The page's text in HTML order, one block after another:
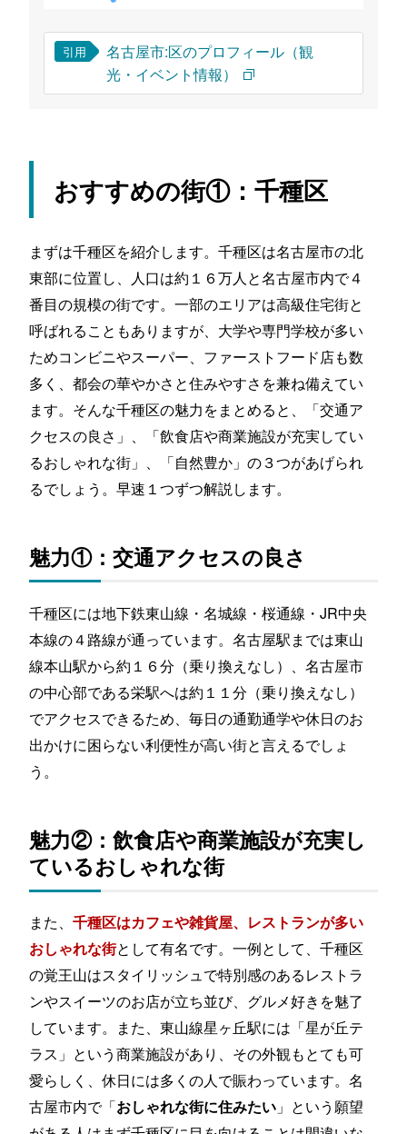
引用
名古屋市:区のプロフィール（観
光・イベント情報）
おすすめの街①：千種区
まずは千種区を紹介します。千種区は名古屋市の北
東部に位置し、人口は約１６万人と名古屋市内で４
番目の規模の街です。一部のエリアは高級住宅街と
呼ばれることもありますが、大学や専門学校が多い
ためコンビニやスーパー、ファーストフード店も数
多く、都会の華やかさと住みやすさを兼ね備えてい
ます。そんな千種区の魅力をまとめると、「交通ア
クセスの良さ」、「飲食店や商業施設が充実してい
るおしゃれな街」、「自然豊か」の３つがあげられ
るでしょう。早速１つずつ解説します。
魅力①：交通アクセスの良さ
千種区には地下鉄東山線・名城線・桜通線・JR中央
本線の４路線が通っています。名古屋駅までは東山
線本山駅から約１６分（乗り換えなし）、名古屋市
の中心部である栄駅へは約１１分（乗り換えなし）
でアクセスできるため、毎日の通勤通学や休日のお
出かけに困らない利便性が高い街と言えるでしょ
う。
魅力②：飲食店や商業施設が充実し
ているおしゃれな街
また、千種区はカフェや雑貨屋、レストランが多い
おしゃれな街として有名です。一例として、千種区
の覚王山はスタイリッシュで特別感のあるレストラ
ンやスイーツのお店が立ち並び、グルメ好きを魅了
しています。また、東山線星ヶ丘駅には「星が丘テ
ラス」という商業施設があり、その外観もとても可
愛らしく、休日には多くの人で賑わっています。名
古屋市内で「おしゃれな街に住みたい 」という願望